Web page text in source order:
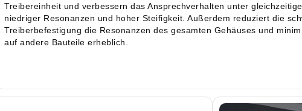
Treibereinheit und verbessern das Ansprechverhalten unter
niedriger Resonanzen und hoher Steifigkeit. Außerdem reduziert die
Treiberbefestigung die Resonanzen des gesamten Gehäuses und
auf andere Bauteile erheblich.